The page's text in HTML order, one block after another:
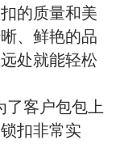
的质量和美
、鲜艳的品
处就能轻松
了客户包包上
扣非常实